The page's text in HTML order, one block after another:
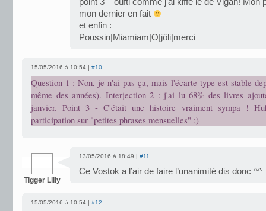
mon dernier en fait
et enfin :
Poussin|Miamiam|O|jôli|merci
15/05/2016 à 10:54 | #10
Question 1 : Non, je n'ai pas ça, mais l'écarte-type est stable
même des années). Interjection 2 : j'ai lu 68% des livres
janvier. Point 3 - C'était une histoire vraiment sympa !
participation sur "petites phrases mensuelles" ;)
Tigger Lilly
13/05/2016 à 18:49 | #11
Ce Vostok a l’air de faire l’unanimité dis donc ^^
15/05/2016 à 10:54 | #12